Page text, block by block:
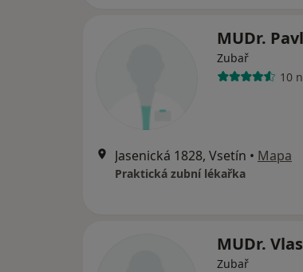
MUDr.
Zubař
10
Jasenická 1828, Vsetín • Mapa
Praktická zubní lékařka
MUDr.
Zubař